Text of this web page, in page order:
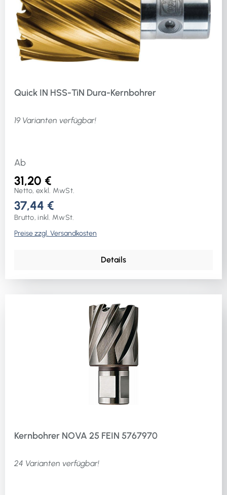
Quick IN HSS-TiN Dura-Kernbohrer
19 Varianten verfügbar!
Ab
31,20 €
Netto, exkl. MwSt.
37,44 €
Brutto, inkl. MwSt.
Preise zzgl. Versandkosten
Details
Kernbohrer NOVA 25 FEIN 5767970
24 Varianten verfügbar!